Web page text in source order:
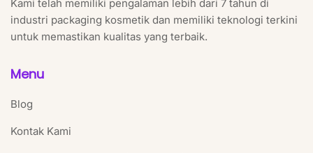
Kami telah memiliki pengalaman lebih dari 7 tahun di
industri packaging kosmetik dan memiliki teknologi terkini
untuk memastikan kualitas yang terbaik.
Menu
Blog
Kontak Kami